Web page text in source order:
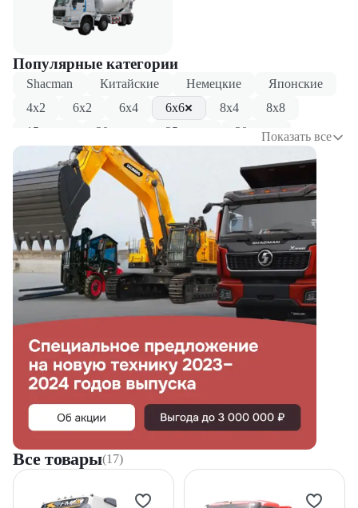
Популярные категории
Shacman Китайские Немецкие
Японские
4x2
6x2 6x4 6x6 8x4
8x8
15 тонн
20 тонн 25 тонн
30 тонн
Трехосные
Четырехосные
Показать все
Все товары(17)